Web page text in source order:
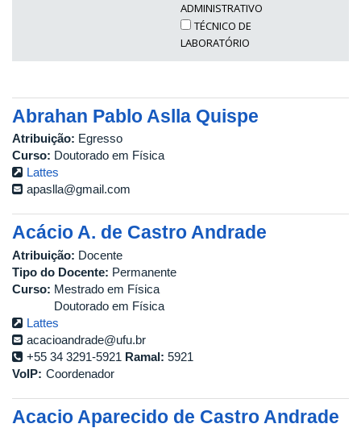
ADMINISTRATIVO
TÉCNICO DE
LABORATÓRIO
Abrahan Pablo Aslla Quispe
Atribuição: Egresso
Curso: Doutorado em Física
Lattes
apaslla@gmail.com
Acácio A. de Castro Andrade
Atribuição: Docente
Tipo do Docente: Permanente
Curso: Mestrado em Física
Doutorado em Física
Lattes
acacioandrade@ufu.br
+55 34 3291-5921 Ramal: 5921
Coordenador
Acacio Aparecido de Castro Andrade